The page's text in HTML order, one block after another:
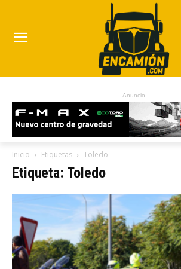
Anuncio
Inicio Etiquetas Toledo
Etiqueta: Toledo